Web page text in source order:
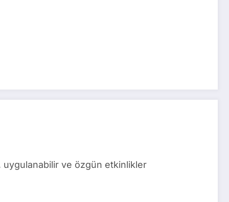
ve özgün etkinlikler